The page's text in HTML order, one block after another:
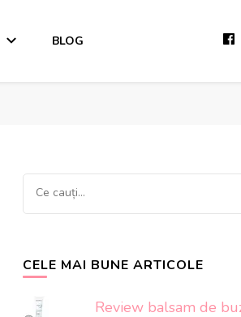
BLOG
Cauți
ceva?
CELE MAI BUNE ARTICOLE
Review balsam de